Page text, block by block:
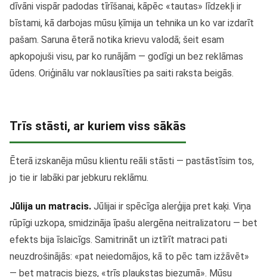
dīvāni vispār padodas tīrīšanai, kāpēc «tautas» līdzekļi ir
bīstami, kā darbojas mūsu ķīmija un tehnika un ko var izdarīt
pašam. Saruna ēterā notika krievu valodā; šeit esam
apkopojuši visu, par ko runājām — godīgi un bez reklāmas
ūdens. Oriģinālu var noklausīties pa saiti raksta beigās.
Trīs stāsti, ar kuriem viss sākās
Ēterā izskanēja mūsu klientu reāli stāsti — pastāstīsim tos,
jo tie ir labāki par jebkuru reklāmu.
Jūlija un matracis. Jūlijai ir spēcīga alerģija pret kaķi. Viņa
rūpīgi uzkopa, smidzināja īpašu alergēna neitralizatoru — bet
efekts bija īslaicīgs. Samitrināt un iztīrīt matraci pati
neuzdrošinājās: «pat neiedomājos, kā to pēc tam izžāvēt»
— bet matracis biezs, «trīs plaukstas biezumā». Mūsu